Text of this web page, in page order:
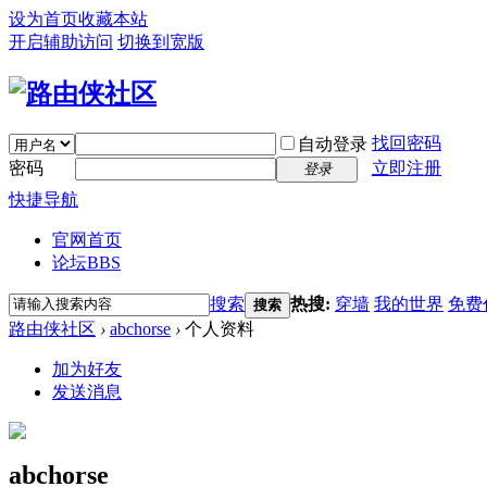
设为首页收藏本站
开启辅助访问 切换到宽版
自动登录 找回密码
密码
登录
立即注册
快捷导航
官网首页
论坛BBS
搜索 搜索 热搜: 穿墙 我的世界 免费
路由侠社区 › abchorse › 个人资料
加为好友
发送消息
abchorse